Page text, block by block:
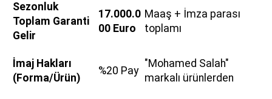
Sezonluk
Toplam Garanti
Gelir
17.000.0
00 Euro
Maaş + İmza parası
toplamı
İmaj Hakları
(Forma/Ürün)
%20 Pay
"Mohamed Salah"
markalı ürünlerden